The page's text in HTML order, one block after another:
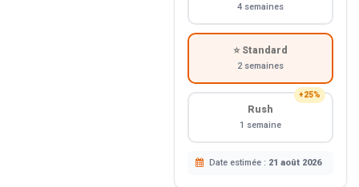
4 semaines
⭐ Standard
2 semaines
+25%
Rush
1 semaine
Date estimée : 21 août 2026